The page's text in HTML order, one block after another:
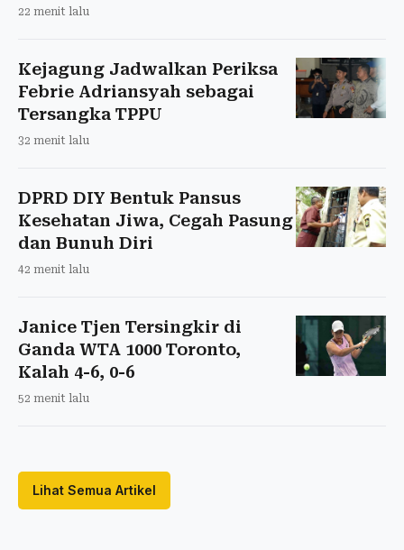
22 menit lalu
Kejagung Jadwalkan Periksa
Febrie Adriansyah sebagai
Tersangka TPPU
32 menit lalu
DPRD DIY Bentuk Pansus
Kesehatan Jiwa, Cegah Pasung
dan Bunuh Diri
42 menit lalu
Janice Tjen Tersingkir di
Ganda WTA 1000 Toronto,
Kalah 4-6, 0-6
52 menit lalu
Lihat Semua Artikel